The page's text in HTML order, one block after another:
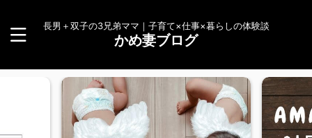
長男＋双子の3兄弟ママ｜子育て×仕事×暮らしの体験談
かめ妻ブログ